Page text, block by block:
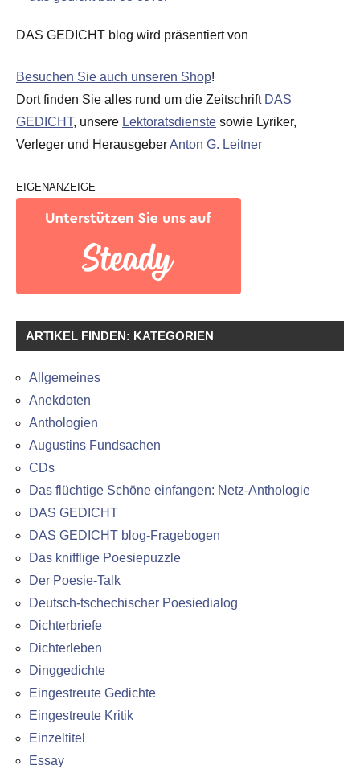
DAS GEDICHT blog wird präsentiert von
Besuchen Sie auch unseren Shop!
Dort finden Sie alles rund um die Zeitschrift DAS
GEDICHT, unsere Lektoratsdienste sowie Lyriker,
Verleger und HerausgeberAnton G. Leitner
EIGENANZEIGE
ARTIKEL FINDEN: KATEGORIEN
Allgemeines
Anekdoten
Anthologien
Augustins Fundsachen
CDs
Das flüchtige Schöne einfangen: Netz-Anthologie
DAS GEDICHT
DAS GEDICHT blog-Fragebogen
Das knifflige Poesiepuzzle
Der Poesie-Talk
Deutsch-tschechischer Poesiedialog
Dichterbriefe
Dichterleben
Dinggedichte
Eingestreute Gedichte
Eingestreute Kritik
Einzeltitel
Essay